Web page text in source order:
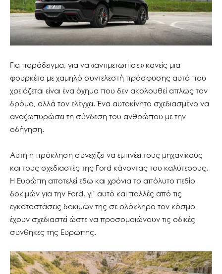
Για παράδειγμα, για να «αντιμετωπίσει» κανείς μια
φουρκέτα με χαμηλό συντελεστή πρόσφυσης αυτό που
χρειάζεται είναι ένα όχημα που δεν ακολουθεί απλώς τον
δρόμο, αλλά τον ελέγχει. Ένα αυτοκίνητο σχεδιασμένο να
αναζωπυρώσει τη σύνδεση του ανθρώπου με την
οδήγηση.
Αυτή η πρόκληση συνεχίζει να εμπνέει τους μηχανικούς
και τους σχεδιαστές της Ford κάνοντας του καλύτερους.
Η Ευρώπη αποτελεί εδώ και χρόνια το απόλυτο πεδίο
δοκιμών για την Ford, γι’ αυτό και πολλές από τις
εγκαταστάσεις δοκιμών της σε ολόκληρο τον κόσμο
έχουν σχεδιαστεί ώστε να προσομοιώνουν τις οδικές
συνθήκες της Ευρώπης.